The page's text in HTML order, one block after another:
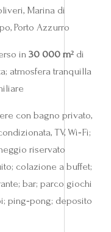
Marina di
Porto Azzurro
in 30 000 m²di
atmosfera tranquilla
con bagno privato,
TV, Wi‑Fi;
riservato
colazione a buffet;
bar; parco giochi
ping‑pong; deposito